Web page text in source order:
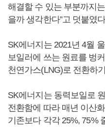
해결할 수 있는 부분까지
을까 생각한다”고 덧붙였
SK에너지는 2021년 4월
보일러에 쓰는 원료를 벙
천연가스(LNG)로 전환하
SK에너지는 동력보일로
전환함에 따라 매년 이산
기존보다 각각 25%, 75%